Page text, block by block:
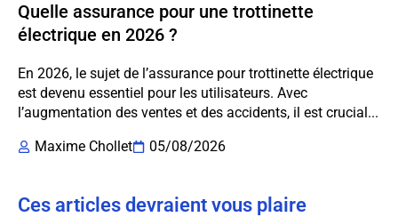
Quelle assurance pour une trottinette
électrique en 2026 ?
En 2026, le sujet de l’assurance pour trottinette électrique
est devenu essentiel pour les utilisateurs. Avec
l’augmentation des ventes et des accidents, il est crucial...
Maxime Chollet
05/08/2026
Ces articles devraient vous plaire